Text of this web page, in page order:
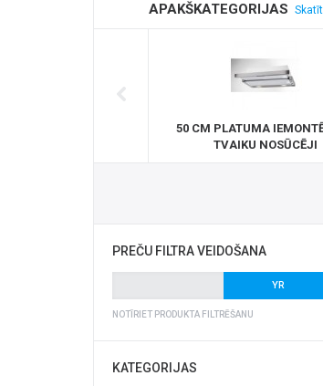
APAKŠKATEGORIJAS
50 CM PLATUMA
TVAIKU NOSŪCĒJI
PREČU FILTRA VEIDOŠANA
NOTĪRIET PRODUKTA FILTRĒŠANU
KATEGORIJAS